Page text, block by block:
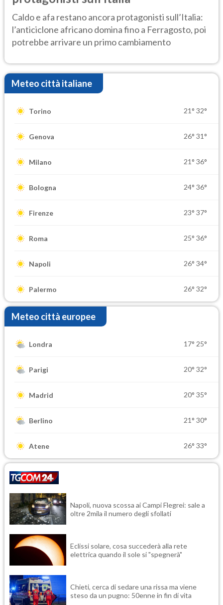
Caldo e afa restano ancora protagonisti sull’Italia:
l’anticiclone africano domina fino a Ferragosto, poi
potrebbe arrivare un primo cambiamento
Meteo città italiane
Torino 21° 32°
Genova 26° 31°
Milano 21° 36°
Bologna 24° 36°
Firenze 23° 37°
Roma 25° 36°
Napoli 26° 34°
Palermo 26° 32°
Meteo città europee
Londra 17° 25°
Parigi 20° 32°
Madrid 20° 35°
Berlino 21° 30°
Atene 26° 33°
Napoli, nuova scossa ai Campi Flegrei: sale a
oltre 2mila il numero degli sfollati
Eclissi solare, cosa succederà alla rete
elettrica quando il sole si "spegnerà"
Chieti, cerca di sedare una rissa ma viene
steso da un pugno: 50enne in fin di vita